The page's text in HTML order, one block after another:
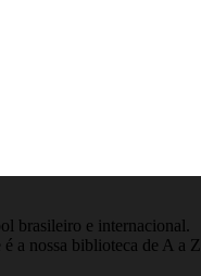
brasileiro e internacional.
a nossa biblioteca de A a Z